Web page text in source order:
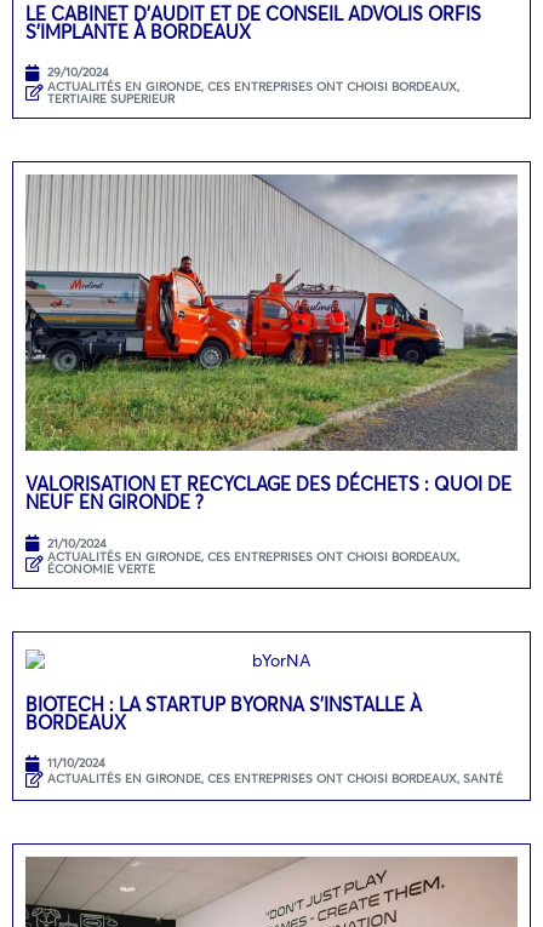
LE CABINET D’AUDIT ET DE CONSEIL ADVOLIS ORFIS
S’IMPLANTE À BORDEAUX
29/10/2024
ACTUALITÉS EN GIRONDE, CES ENTREPRISES ONT CHOISI BORDEAUX,
TERTIAIRE SUPERIEUR
VALORISATION ET RECYCLAGE DES DÉCHETS : QUOI DE
NEUF EN GIRONDE ?
21/10/2024
ACTUALITÉS EN GIRONDE, CES ENTREPRISES ONT CHOISI BORDEAUX,
ÉCONOMIE VERTE
BIOTECH : LA STARTUP BYORNA S’INSTALLE À
BORDEAUX
11/10/2024
ACTUALITÉS EN GIRONDE, CES ENTREPRISES ONT CHOISI BORDEAUX, SANTÉ